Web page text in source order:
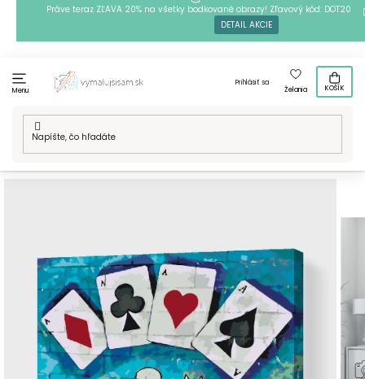
Práve teraz ZĽAVA 20% na všetky bodkované obrazy! Zľavový kód: DOT20
DETAIL AKCIE
Menu
Prihlásiť sa
Želania
KOŠÍK
Domov
Techniky / Maľovanie podľa čísiel
čísiel - Kúzelník